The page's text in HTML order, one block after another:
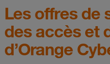
Les offres de
des accès et
d’Orange